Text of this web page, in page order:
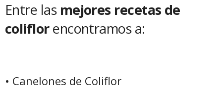
Entre las mejores recetas de
coliflorencontramos a:
• Canelones de Coliflor